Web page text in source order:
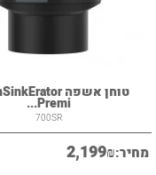
Premi...
700SR
מחיר: 2,199₪